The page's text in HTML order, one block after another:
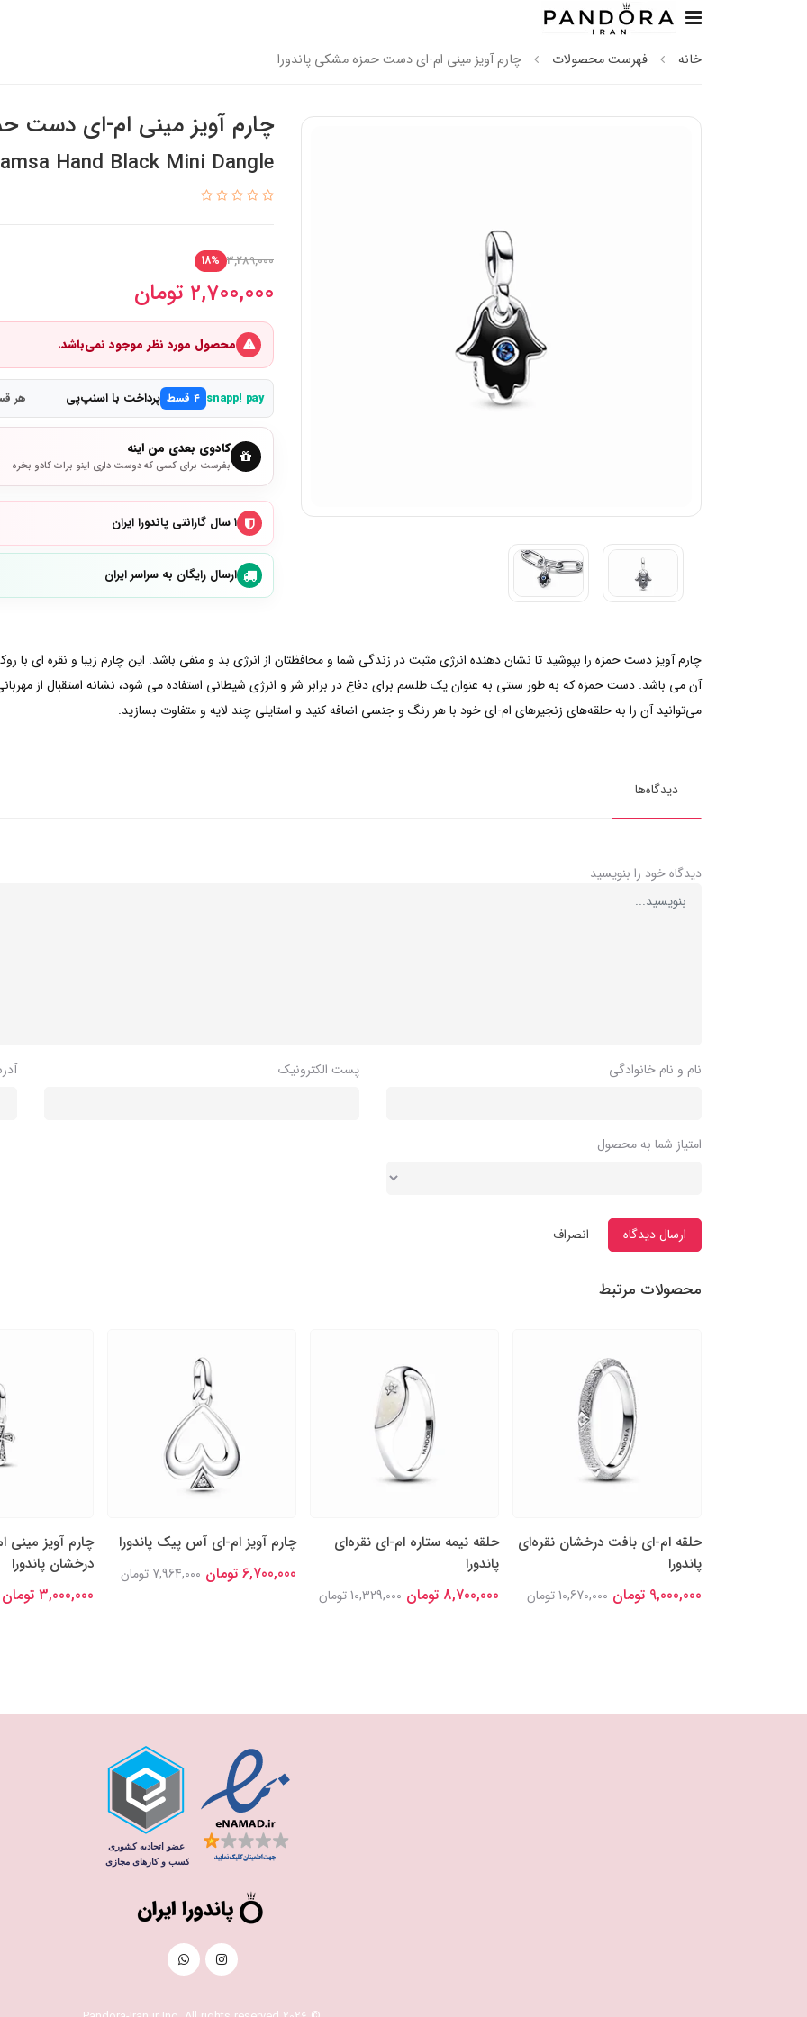
خانه فهرست محصولات چارم آویز مینی ام-ای دست حمزه مشکی پاندورا
چارم آویز مینی ام-ای دست
Hand Black Mini Dangle
3,289,000
18%
2,700,000 تومان
محصول مورد نظر موجود نمی‌باشد.
snapp! pay ۴ قسط پرداخت با اسنپ‌پی هر قسط
کادوی بعدی من اینه
بفرست برای کسی که دوست داری اینو برات کادو بخره
۱ سال گارانتی پاندورا ایران
ارسال رایگان به سراسر ایران
چارم آویز دست حمزه را بپوشید تا نشان دهنده انرژی مثبت در زندگی شما و محافظتان از انرژی بد و منفی باشد. این چارم زیبا و نقره ای با
آن می باشد. دست حمزه که به طور سنتی به عنوان یک طلسم برای دفاع در برابر شر و انرژی شیطانی استفاده می شود، نشانه استقبال از
می‌توانید آن را به حلقه‌های زنجیر‌های ام-ای خود با هر رنگ و جنسی اضافه کنید و استایلی چند لایه و متفاوت بسازید.
دیدگاه‌ها
دیدگاه خود را بنویسید
نام و نام خانوادگی پست الکترونیک
امتیاز شما به محصول
ارسال دیدگاه انصراف
محصولات مرتبط
حلقه ام-ای بافت درخشان نقره‌ای
پاندورا
9,000,000 تومان 10,670,000 تومان
حلقه نیمه ستاره ام-ای نقره‌ای
پاندورا
8,700,000 تومان 10,329,000 تومان
چارم آویز ام-ای آس پیک پاندورا
6,700,000 تومان 7,964,000 تومان
چارم آویز
درخشان پاندورا
3,000,000 تومان